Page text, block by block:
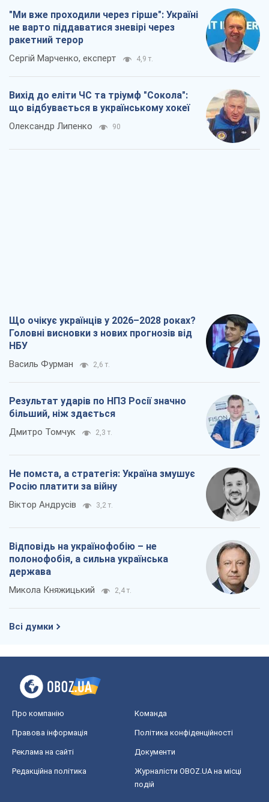
"Ми вже проходили через гірше": Україні
не варто піддаватися зневірі через
ракетний терор
Сергій Марченко, експерт 4,9 т.
Вихід до еліти ЧС та тріумф "Сокола":
що відбувається в українському хокеї
Олександр Липенко 90
Що очікує українців у 2026–2028 роках?
Головні висновки з нових прогнозів від
НБУ
Василь Фурман 2,6 т.
Результат ударів по НПЗ Росії значно
більший, ніж здається
Дмитро Томчук 2,3 т.
Не помста, а стратегія: Україна змушує
Росію платити за війну
Віктор Андрусів 3,2 т.
Відповідь на українофобію – не
полонофобія, а сильна українська
держава
Микола Княжицький 2,4 т.
Всі думки
Про компанію Команда
Правова інформація Політика конфіденційності
Реклама на сайті Документи
Редакційна політика
Журналісти OBOZ.UA на місці
подій